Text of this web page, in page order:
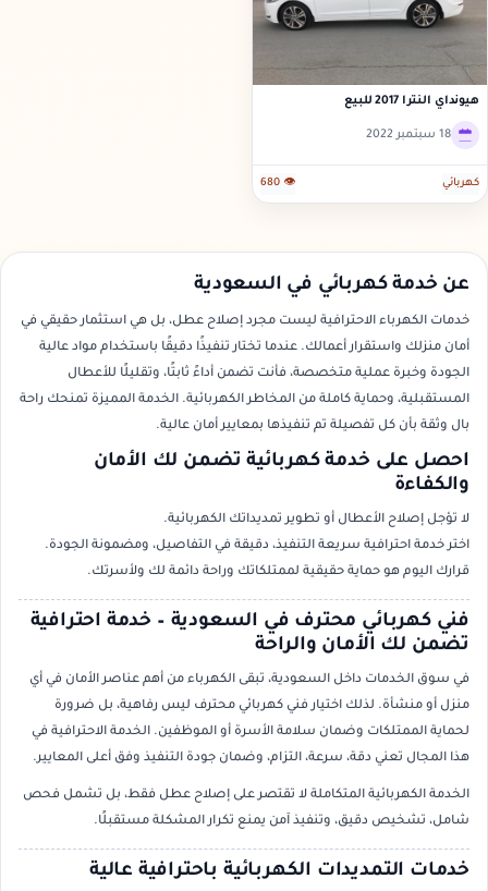
هيونداي النترا 2017 للبيع
18 سبتمبر 2022
كهربائي 👁 680
عن خدمة كهربائي في السعودية
خدمات الكهرباء الاحترافية ليست مجرد إصلاح عطل، بل هي استثمار حقيقي في
أمان منزلك واستقرار أعمالك. عندما تختار تنفيذًا دقيقًا باستخدام مواد عالية
الجودة وخبرة عملية متخصصة، فأنت تضمن أداءً ثابتًا، وتقليلًا للأعطال
المستقبلية، وحماية كاملة من المخاطر الكهربائية. الخدمة المميزة تمنحك راحة
بال وثقة بأن كل تفصيلة تم تنفيذها بمعايير أمان عالية.
احصل على خدمة كهربائية تضمن لك الأمان
والكفاءة
لا تؤجل إصلاح الأعطال أو تطوير تمديداتك الكهربائية.
اختر خدمة احترافية سريعة التنفيذ، دقيقة في التفاصيل، ومضمونة الجودة.
قرارك اليوم هو حماية حقيقية لممتلكاتك وراحة دائمة لك ولأسرتك.
فني كهربائي محترف في السعودية – خدمة احترافية
تضمن لك الأمان والراحة
في سوق الخدمات داخل السعودية، تبقى الكهرباء من أهم عناصر الأمان في أي
منزل أو منشأة. لذلك اختيار فني كهربائي محترف ليس رفاهية، بل ضرورة
لحماية الممتلكات وضمان سلامة الأسرة أو الموظفين. الخدمة الاحترافية في
هذا المجال تعني دقة، سرعة، التزام، وضمان جودة التنفيذ وفق أعلى المعايير.
الخدمة الكهربائية المتكاملة لا تقتصر على إصلاح عطل فقط، بل تشمل فحص
شامل، تشخيص دقيق، وتنفيذ آمن يمنع تكرار المشكلة مستقبلًا.
خدمات التمديدات الكهربائية باحترافية عالية